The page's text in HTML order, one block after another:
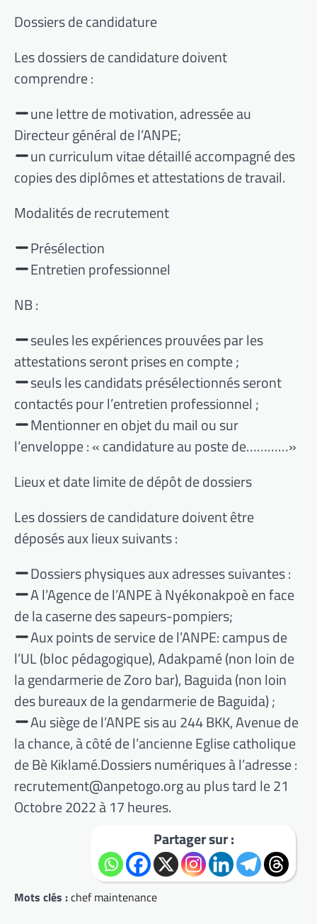
Dossiers de candidature
Les dossiers de candidature doivent
comprendre :
une lettre de motivation, adressée au
Directeur général de l’ANPE;
un curriculum vitae détaillé accompagné des
copies des diplômes et attestations de travail.
Modalités de recrutement
Présélection
Entretien professionnel
NB :
seules les expériences prouvées par les
attestations seront prises en compte ;
seuls les candidats présélectionnés seront
contactés pour l’entretien professionnel ;
Mentionner en objet du mail ou sur
l’enveloppe : « candidature au poste de…………»
Lieux et date limite de dépôt de dossiers
Les dossiers de candidature doivent être
déposés aux lieux suivants :
Dossiers physiques aux adresses suivantes :
A l’Agence de l’ANPE à Nyékonakpoè en face
de la caserne des sapeurs-pompiers;
Aux points de service de l’ANPE: campus de
l’UL (bloc pédagogique), Adakpamé (non loin de
la gendarmerie de Zoro bar), Baguida (non loin
des bureaux de la gendarmerie de Baguida) ;
Au siège de l’ANPE sis au 244 BKK, Avenue de
la chance, à côté de l’ancienne Eglise catholique
de Bè Kiklamé.Dossiers numériques à l’adresse :
recrutement@anpetogo.org au plus tard le 21
Octobre 2022 à 17 heures.
Partager sur :
Mots clés :chef maintenance